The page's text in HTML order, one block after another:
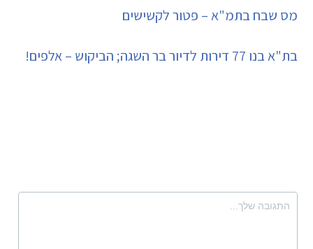
מס שבח בתמ"א – פטור לקשישים
בת"א בנו 77 דירות לדיור בר השגה; הביקוש – אלפים!